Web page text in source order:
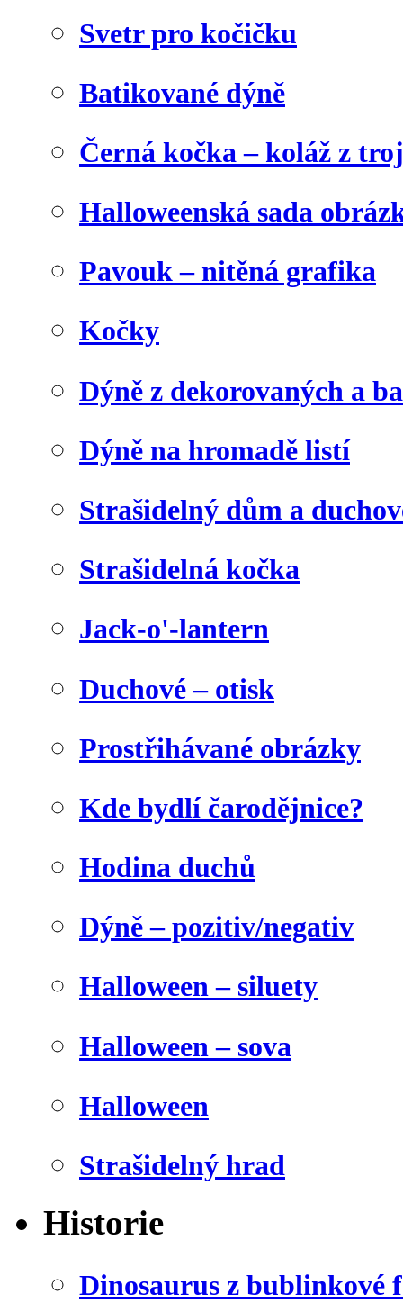
Svetr pro kočičku
Batikované dýně
Černá kočka – koláž z
Halloweenská sada
Pavouk – nitěná grafika
Kočky
Dýně z dekorovaných a
Dýně na hromadě listí
Strašidelný dům a
Strašidelná kočka
Jack-o'-lantern
Duchové – otisk
Prostřihávané obrázky
Kde bydlí čarodějnice?
Hodina duchů
Dýně – pozitiv/negativ
Halloween – siluety
Halloween – sova
Halloween
Strašidelný hrad
Historie
Dinosaurus z bublinkové